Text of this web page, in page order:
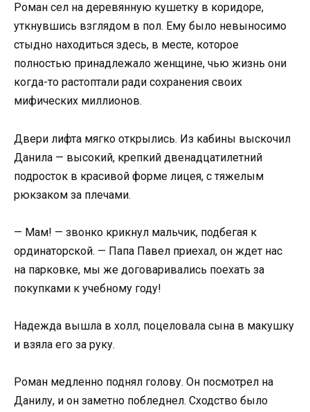
Роман сел на деревянную кушетку в коридоре,
уткнувшись взглядом в пол. Ему было невыносимо
стыдно находиться здесь, в месте, которое
полностью принадлежало женщине, чью жизнь они
когда-то растоптали ради сохранения своих
мифических миллионов.
Двери лифта мягко открылись. Из кабины выскочил
Данила — высокий, крепкий двенадцатилетний
подросток в красивой форме лицея, с тяжелым
рюкзаком за плечами.
— Мам! — звонко крикнул мальчик, подбегая к
ординаторской. — Папа Павел приехал, он ждет нас
на парковке, мы же договаривались поехать за
покупками к учебному году!
Надежда вышла в холл, поцеловала сына в макушку
и взяла его за руку.
Роман медленно поднял голову. Он посмотрел на
Данилу, и он заметно побледнел. Сходство было